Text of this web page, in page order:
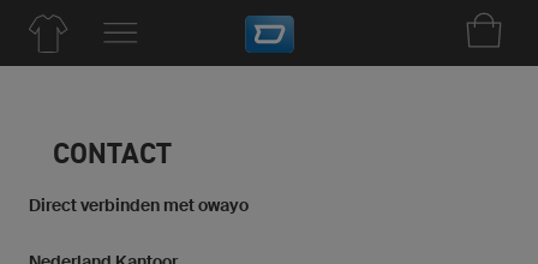
CONTACT
Direct verbinden met owayo